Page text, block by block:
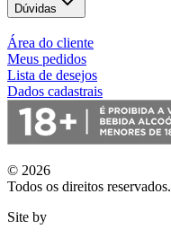
Dúvidas
Área do cliente
Meus pedidos
Lista de desejos
Dados cadastrais
© 2026
Todos os direitos reservados.
Site by